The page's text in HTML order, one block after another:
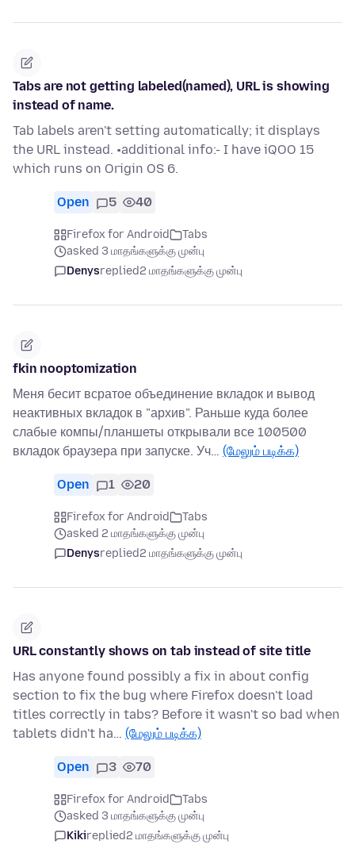
Tabs are not getting labeled(named), URL is showing
instead of name.
Tab labels aren't setting automatically; it displays
the URL instead. •additional info:- I have iQOO 15
which runs on Origin OS 6.
Open 5 40
Firefox for Android
Tabs
asked 3 மாதங்களுக்கு முன்பு
Denysreplied2 மாதங்களுக்கு முன்பு
fkin nooptomization
Меня бесит всратое объединение вкладок и вывод
неактивных вкладок в "архив". Раньше куда более
слабые компы/планшеты открывали все 100500
вкладок браузера при запуске. Уч… (மேலும் படிக்க)
Open 1 20
Firefox for Android
Tabs
asked 2 மாதங்களுக்கு முன்பு
Denysreplied2 மாதங்களுக்கு முன்பு
URL constantly shows on tab instead of site title
Has anyone found possibly a fix in about config
section to fix the bug where Firefox doesn't load
titles correctly in tabs? Before it wasn't so bad when
tablets didn't ha… (மேலும் படிக்க)
Open 3 70
Firefox for Android
Tabs
asked 3 மாதங்களுக்கு முன்பு
Kikireplied2 மாதங்களுக்கு முன்பு